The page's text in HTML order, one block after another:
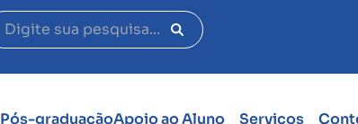
Pós-graduaçãoApoio ao Aluno Serviços